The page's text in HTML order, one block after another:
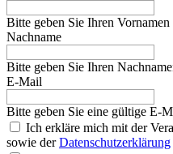
Bitte geben Sie Ihren Vornamen
Nachname
Bitte geben Sie Ihren
E-Mail
Bitte geben Sie eine gültige E-
Ich erkläre mich mit der
sowie derDatenschutzerklärung